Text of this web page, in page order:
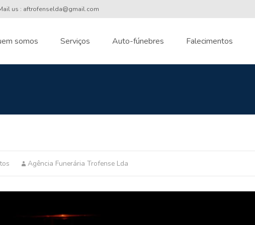
us : aftrofenselda@gmail.com
somos Serviços Auto-fúnebres Falecimentos
Agência Funerária Trofense Lda